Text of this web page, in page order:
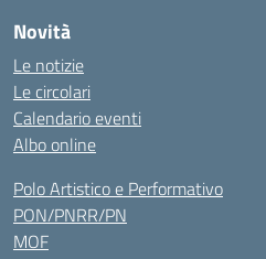
Novità
Le notizie
Le circolari
Calendario eventi
Albo online
Polo Artistico e Performativo
PON/PNRR/PN
MOF